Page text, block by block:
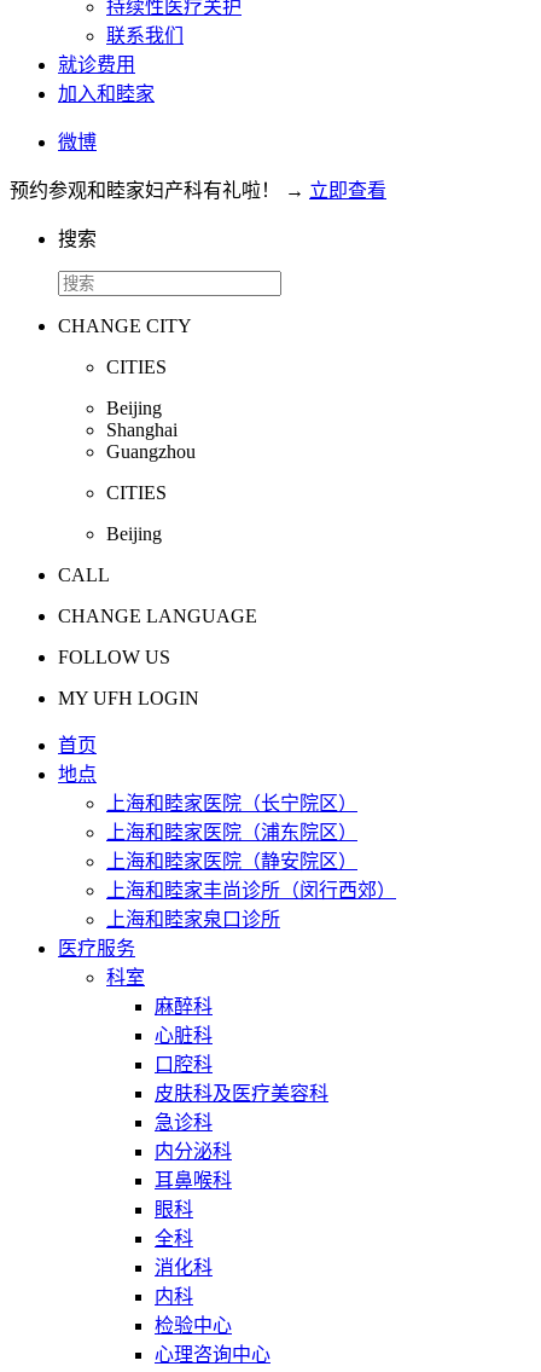
持续性医疗关护
联系我们
就诊费用
加入和睦家
微博
预约参观和睦家妇产科有礼啦！ → 立即查看
搜索
CHANGE CITY
CITIES
Beijing
Shanghai
Guangzhou
CITIES
Beijing
CALL
CHANGE LANGUAGE
FOLLOW US
MY UFH LOGIN
首页
地点
上海和睦家医院（长宁院区）
上海和睦家医院（浦东院区）
上海和睦家医院（静安院区）
上海和睦家丰尚诊所（闵行西郊）
上海和睦家泉口诊所
医疗服务
科室
麻醉科
心脏科
口腔科
皮肤科及医疗美容科
急诊科
内分泌科
耳鼻喉科
眼科
全科
消化科
内科
检验中心
心理咨询中心